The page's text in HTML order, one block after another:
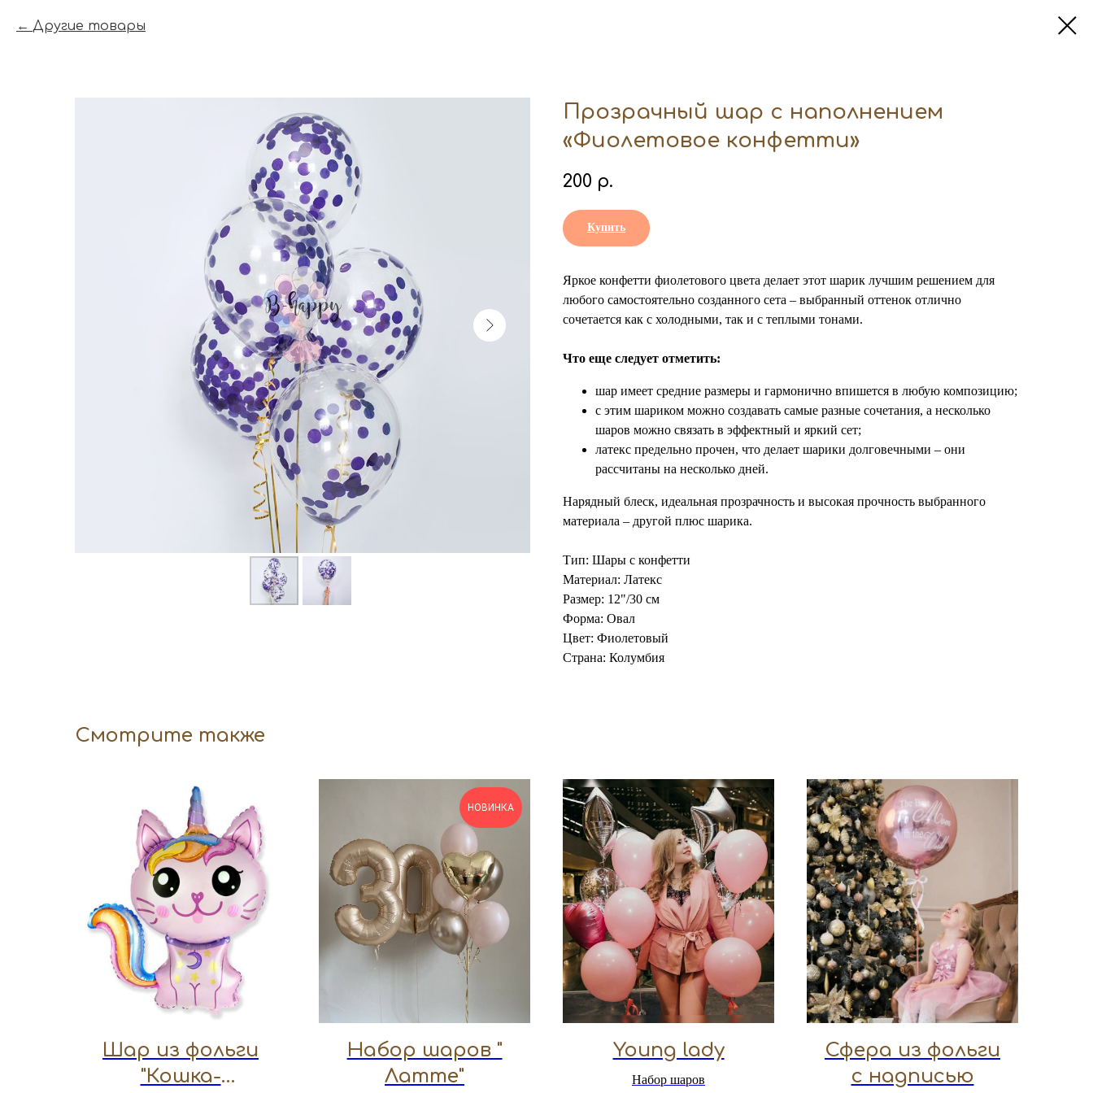
Другие товары
Прозрачный шар с наполнением
«Фиолетовое конфетти»
200 р.
Купить
Яркое конфетти фиолетового цвета делает этот шарик лучшим решением для
любого самостоятельно созданного сета – выбранный оттенок отлично
сочетается как с холодными, так и с теплыми тонами.
Что еще следует отметить:
шар имеет средние размеры и гармонично впишется в любую композицию;
с этим шариком можно создавать самые разные сочетания, а несколько
шаров можно связать в эффектный и яркий сет;
латекс предельно прочен, что делает шарики долговечными – они
рассчитаны на несколько дней.
Нарядный блеск, идеальная прозрачность и высокая прочность выбранного
материала – другой плюс шарика.
Тип: Шары с конфетти
Материал: Латекс
Размер: 12"/30 см
Форма: Овал
Цвет: Фиолетовый
Страна: Колумбия
Смотрите также
Шар из фольги
"Кошка-
НОВИНКА
Набор шаров "
Латте"
Young lady
Набор шаров
Сфера из фольги
с надписью